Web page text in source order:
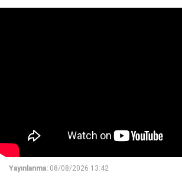
Yayınlanma: 08/08/2026 13:42